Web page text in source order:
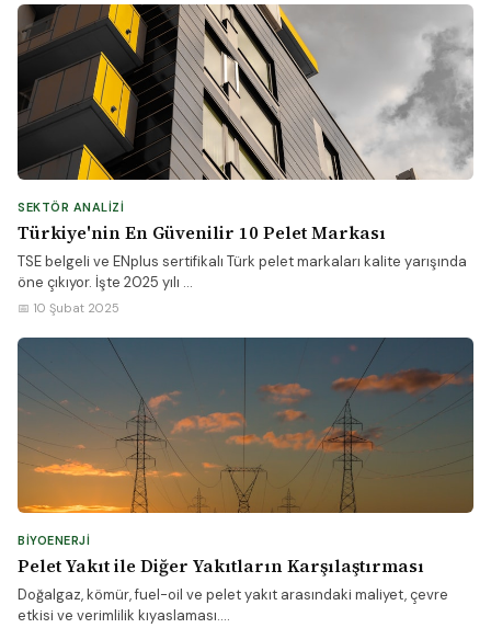
SEKTÖR ANALIZI
Türkiye'nin En Güvenilir 10 Pelet Markası
TSE belgeli ve ENplus sertifikalı Türk pelet markaları kalite yarışında
öne çıkıyor. İşte 2025 yılı ...
📅 10 Şubat 2025
BIYOENERJI
Pelet Yakıt ile Diğer Yakıtların Karşılaştırması
Doğalgaz, kömür, fuel-oil ve pelet yakıt arasındaki maliyet, çevre
etkisi ve verimlilik kıyaslaması....